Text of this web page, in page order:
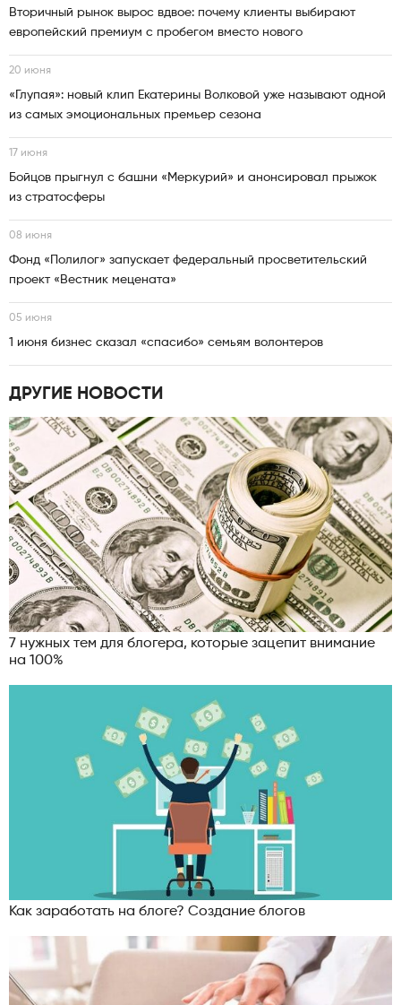
Вторичный рынок вырос вдвое: почему клиенты выбирают
европейский премиум с пробегом вместо нового
20 июня
«Глупая»: новый клип Екатерины Волковой уже называют одной
из самых эмоциональных премьер сезона
17 июня
Бойцов прыгнул с башни «Меркурий» и анонсировал прыжок
из стратосферы
08 июня
Фонд «Полилог» запускает федеральный просветительский
проект «Вестник мецената»
05 июня
1 июня бизнес сказал «спасибо» семьям волонтеров
ДРУГИЕ НОВОСТИ
7 нужных тем для блогера, которые зацепит внимание
на 100%
Как заработать на блоге? Создание блогов